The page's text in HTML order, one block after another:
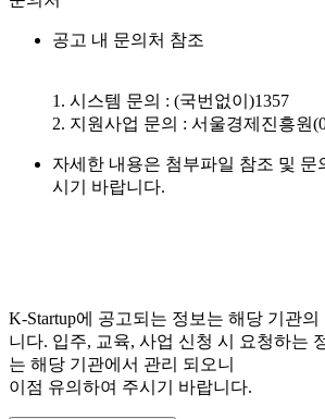
공고 내 문의처 참조
1. 시스템 문의 : (국번없이)1357
2. 지원사업 문의 : 서울경제진흥원
자세한 내용은 첨부파일 참조 및 문
시기 바랍니다.
K-Startup에 공고되는 정보는 해당 기관
니다. 입주, 교육, 사업 신청 시 요청하는
는 해당 기관에서 관리 되오니
이점 유의하여 주시기 바랍니다.